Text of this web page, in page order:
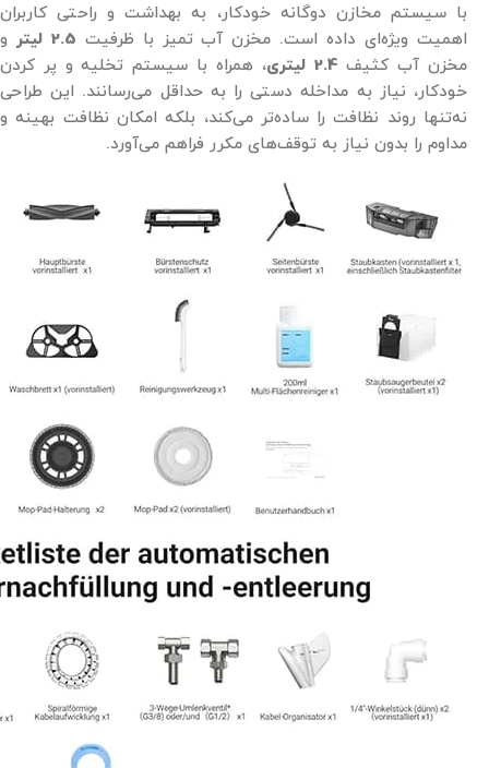
با سیستم مخازن دوگانه خودکار، به بهداشت و راحتی کاربران
اهمیت ویژه‌ای داده است. مخزن آب تمیز با ظرفیت 2.5 لیتر
و
مخزن آب کثیف 2.4 لیتری
، همراه با سیستم تخلیه و پر کردن
خودکار، نیاز به مداخله دستی را به حداقل می‌رسانند. این طراحی
نه‌تنها روند نظافت را ساده‌تر می‌کند، بلکه امکان نظافت بهینه و
مداوم را بدون نیاز به توقف‌های مکرر فراهم می‌آورد.